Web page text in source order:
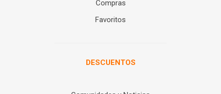
Compras
Favoritos
DESCUENTOS